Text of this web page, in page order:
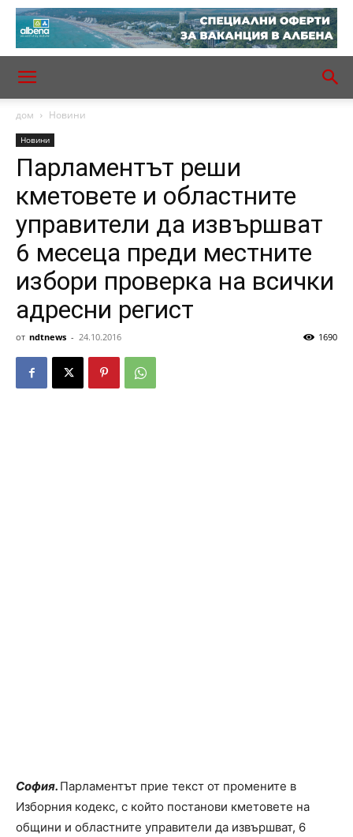
дом Новини
Новини
Парламентът реши
кметовете и областните
управители да извършват
6 месеца преди местните
избори проверка на всички
адресни регист
от ndtnews - 24.10.2016 1690
София. Парламентът прие текст от промените в
Изборния кодекс, с който постанови кметовете на
общини и областните управители да извършват, 6